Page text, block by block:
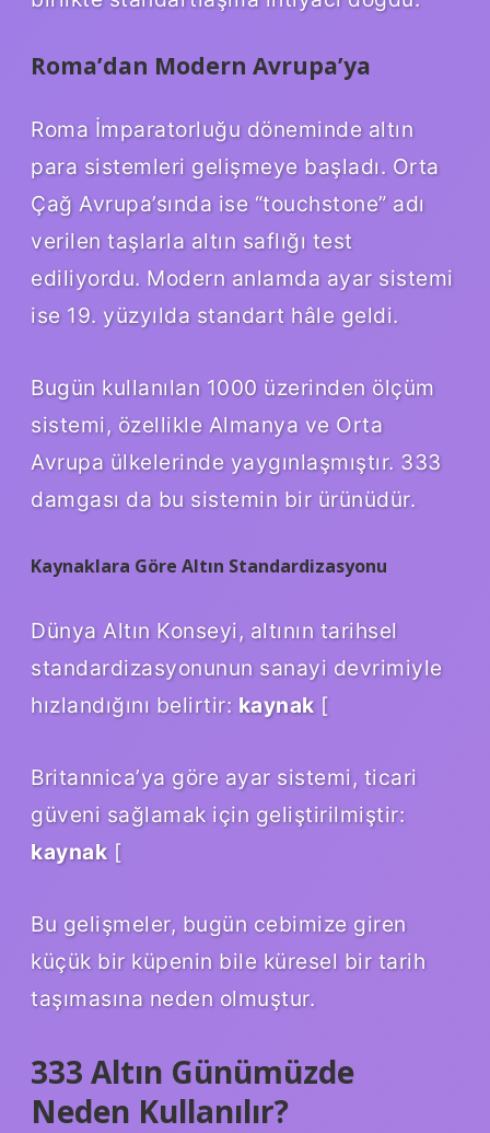
Roma’dan Modern Avrupa’ya
Roma İmparatorluğu döneminde altın
para sistemleri gelişmeye başladı. Orta
Çağ Avrupa’sında ise “touchstone” adı
verilen taşlarla altın saflığı test
ediliyordu. Modern anlamda ayar sistemi
ise 19. yüzyılda standart hâle geldi.
Bugün kullanılan 1000 üzerinden ölçüm
sistemi, özellikle Almanya ve Orta
Avrupa ülkelerinde yaygınlaşmıştır. 333
damgası da bu sistemin bir ürünüdür.
Kaynaklara Göre Altın Standardizasyonu
Dünya Altın Konseyi, altının tarihsel
standardizasyonunun sanayi devrimiyle
hızlandığını belirtir: kaynak [
Britannica’ya göre ayar sistemi, ticari
güveni sağlamak için geliştirilmiştir:
kaynak [
Bu gelişmeler, bugün cebimize giren
küçük bir küpenin bile küresel bir tarih
taşımasına neden olmuştur.
333 Altın Günümüzde
Neden Kullanılır?